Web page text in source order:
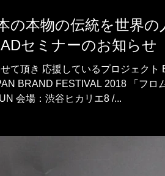
の本物の伝統を世界の
セミナーのお知らせ
て頂き 応援しているプロジェク
ャパン」がつながり拡がる
会場：渋谷ヒカリエ8 /...